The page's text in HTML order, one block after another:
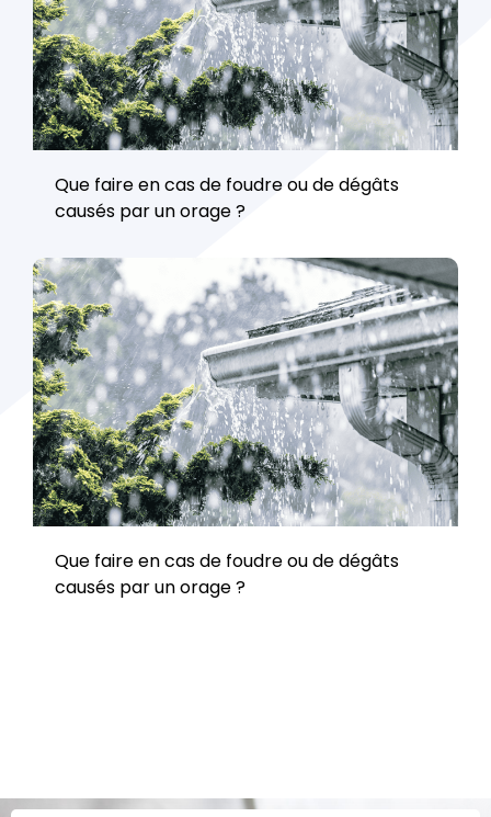
Que faire en cas de foudre ou de dégâts
causés par un orage ?
Que faire en cas de foudre ou de dégâts
causés par un orage ?